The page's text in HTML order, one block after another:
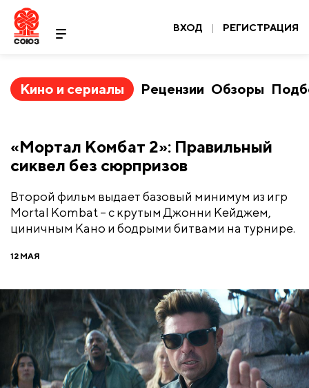
ВХОД | РЕГИСТРАЦИЯ
Кино и сериалы Рецензии Обзоры
​«Мортал Комбат 2»: Правильный
сиквел без сюрпризов
Второй фильм выдает базовый минимум из игр
Mortal Kombat – с крутым Джонни Кейджем,
циничным Кано и бодрыми битвами на турнире.
12 МАЯ